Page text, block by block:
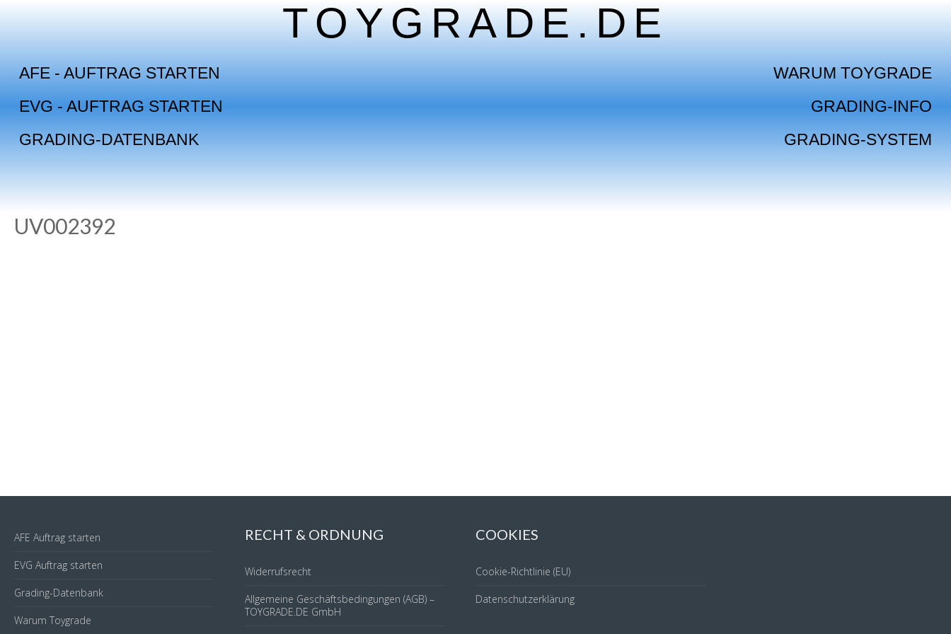
AFE - AUFTRAG STARTEN
EVG - AUFTRAG STARTEN
GRADING-DATENBANK
TOYGRADE.DE
WARUM TOYGRADE
GRADING-INFO
GRADING-SYSTEM
UV002392
AFE Auftrag starten
EVG Auftrag starten
Grading-Datenbank
Warum Toygrade
RECHT & ORDNUNG
Widerrufsrecht
Allgemeine Geschäftsbedingungen (AGB) –
TOYGRADE.DE GmbH
COOKIES
Cookie-Richtlinie (EU)
Datenschutzerklärung